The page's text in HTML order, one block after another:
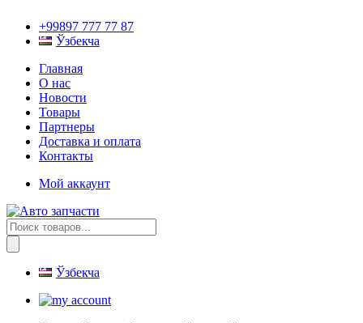
+99897 777 77 87
Ўзбекча
Главная
О нас
Новости
Товары
Партнеры
Доставка и оплата
Контакты
Мой аккаунт
Поиск
товаров
Ўзбекча